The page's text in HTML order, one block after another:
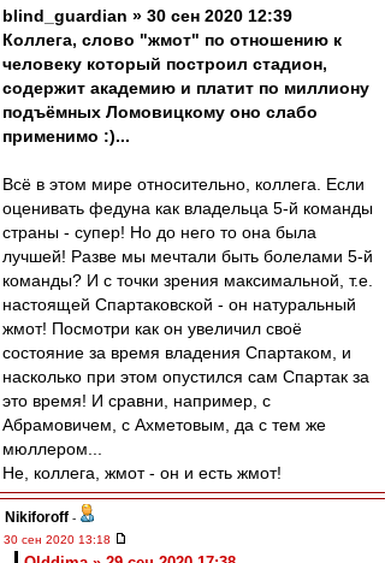
blind_guardian » 30 сен 2020 12:39
Коллега, слово "жмот" по отношению к
человеку который построил стадион,
содержит академию и платит по миллиону
подъёмных Ломовицкому оно слабо
применимо :)...
Всё в этом мире относительно, коллега. Если
оценивать федуна как владельца 5-й команды
страны - супер! Но до него то она была
лучшей! Разве мы мечтали быть болелами 5-й
команды? И с точки зрения максимальной, т.е.
настоящей Спартаковской - он натуральный
жмот! Посмотри как он увеличил своё
состояние за время владения Спартаком, и
насколько при этом опустился сам Спартак за
это время! И сравни, например, с
Абрамовичем, с Ахметовым, да с тем же
мюллером...
Не, коллега, жмот - он и есть жмот!
Nikiforoff -
30 сен 2020 13:18